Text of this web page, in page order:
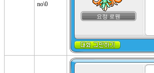
no\0
요정 로웬